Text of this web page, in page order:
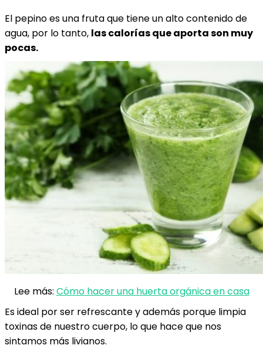
El pepino es una fruta que tiene un alto contenido de
agua, por lo tanto, las calorías que aporta son muy
pocas.
Lee más: Cómo hacer una huerta orgánica en casa
Es ideal por ser refrescante y además porque limpia
toxinas de nuestro cuerpo, lo que hace que nos
sintamos más livianos.